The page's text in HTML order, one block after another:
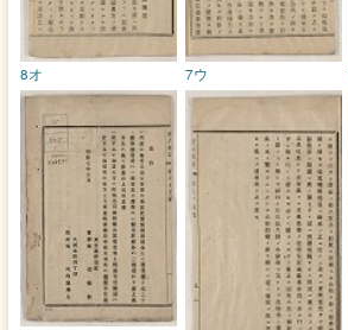
7ウ
8オ